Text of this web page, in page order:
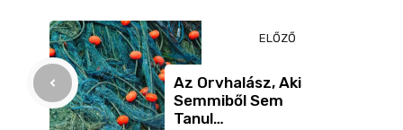
b
o
o
k
n
g
er
ELŐZŐ
Az Orvhalász, Aki
Semmiből Sem
Tanul…